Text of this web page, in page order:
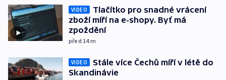
VIDEO
Tlačítko pro snadné vrácení
zboží míří na e-shopy. Byť má
zpoždění
před 14m
VIDEO
Stále více Čechů míří v létě do
Skandinávie